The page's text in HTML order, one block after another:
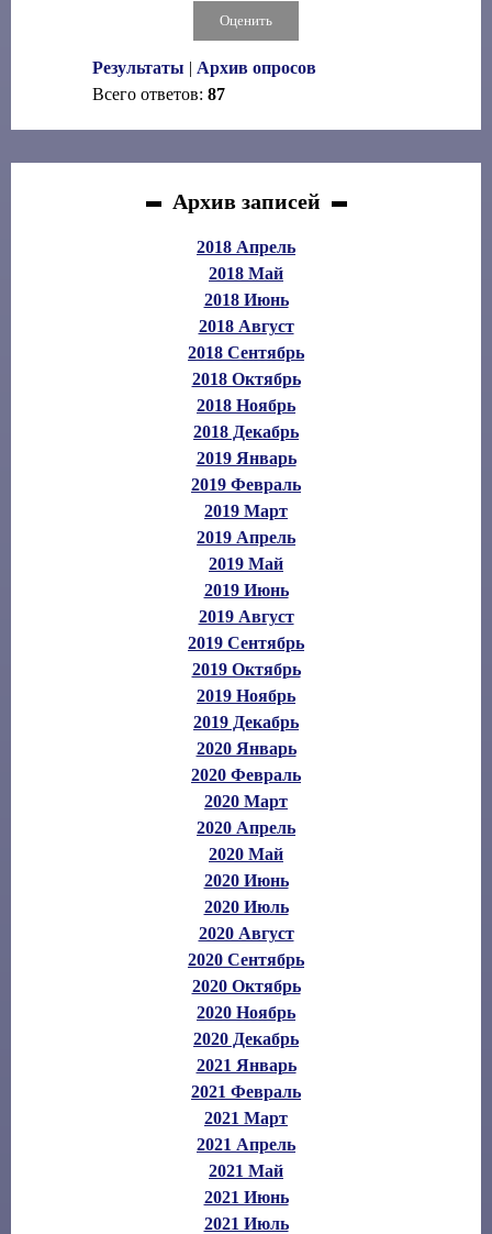
Результаты | Архив опросов
Всего ответов: 87
Архив записей
2018 Апрель
2018 Май
2018 Июнь
2018 Август
2018 Сентябрь
2018 Октябрь
2018 Ноябрь
2018 Декабрь
2019 Январь
2019 Февраль
2019 Март
2019 Апрель
2019 Май
2019 Июнь
2019 Август
2019 Сентябрь
2019 Октябрь
2019 Ноябрь
2019 Декабрь
2020 Январь
2020 Февраль
2020 Март
2020 Апрель
2020 Май
2020 Июнь
2020 Июль
2020 Август
2020 Сентябрь
2020 Октябрь
2020 Ноябрь
2020 Декабрь
2021 Январь
2021 Февраль
2021 Март
2021 Апрель
2021 Май
2021 Июнь
2021 Июль